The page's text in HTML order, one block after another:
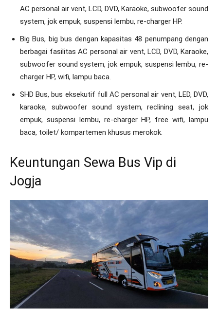
AC personal air vent, LCD, DVD, Karaoke, subwoofer sound
system, jok empuk, suspensi lembu, re-charger HP.
Big Bus, big bus dengan kapasitas 48 penumpang dengan
berbagai fasilitas AC personal air vent, LCD, DVD, Karaoke,
subwoofer sound system, jok empuk, suspensi lembu, re-
charger HP, wifi, lampu baca.
SHD Bus, bus eksekutif full AC personal air vent, LED, DVD,
karaoke, subwoofer sound system, reclining seat, jok
empuk, suspensi lembu, re-charger HP, free wifi, lampu
baca, toilet/ kompartemen khusus merokok.
Keuntungan Sewa Bus Vip di
Jogja